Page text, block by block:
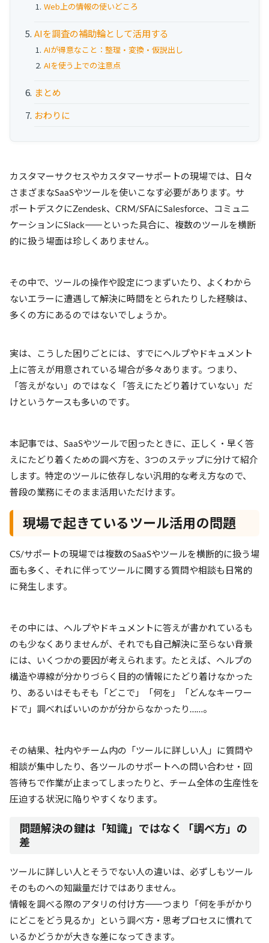
Web上の情報の使いどころ
AIを調査の補助輪として活用する
AIが得意なこと：整理・変換・仮説出し
AIを使う上での注意点
まとめ
おわりに
カスタマーサクセスやカスタマーサポートの現場では、日々
さまざまなSaaSやツールを使いこなす必要があります。サ
ポートデスクにZendesk、CRM/SFAにSalesforce、コミュニ
ケーションにSlack――といった具合に、複数のツールを横断
的に扱う場面は珍しくありません。
その中で、ツールの操作や設定につまずいたり、よくわから
ないエラーに遭遇して解決に時間をとられたりした経験は、
多くの方にあるのではないでしょうか。
実は、こうした困りごとには、すでにヘルプやドキュメント
上に答えが用意されている場合が多々あります。つまり、
「答えがない」のではなく「答えにたどり着けていない」だ
けというケースも多いのです。
本記事では、SaaSやツールで困ったときに、正しく・早く答
えにたどり着くための調べ方を、3つのステップに分けて紹介
します。特定のツールに依存しない汎用的な考え方なので、
普段の業務にそのまま活用いただけます。
現場で起きているツール活用の問題
CS/サポートの現場では複数のSaaSやツールを横断的に扱う場
面も多く、それに伴ってツールに関する質問や相談も日常的
に発生します。
その中には、ヘルプやドキュメントに答えが書かれているも
のも少なくありませんが、それでも自己解決に至らない背景
には、いくつかの要因が考えられます。たとえば、ヘルプの
構造や導線が分かりづらく目的の情報にたどり着けなかった
り、あるいはそもそも「どこで」「何を」「どんなキーワー
ドで」調べればいいのかが分からなかったり……。
その結果、社内やチーム内の「ツールに詳しい人」に質問や
相談が集中したり、各ツールのサポートへの問い合わせ・回
答待ちで作業が止まってしまったりと、チーム全体の生産性を
圧迫する状況に陥りやすくなります。
問題解決の鍵は「知識」ではなく「調べ方」の
差
ツールに詳しい人とそうでない人の違いは、必ずしもツール
そのものへの知識量だけではありません。
情報を調べる際のアタリの付け方――つまり「何を手がかり
にどこをどう見るか」という調べ方・思考プロセスに慣れて
いるかどうかが大きな差になってきます。